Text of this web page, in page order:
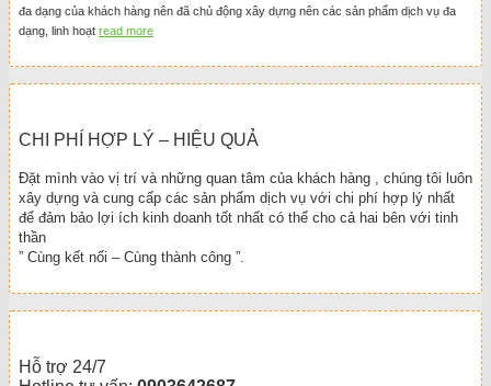
đa dạng của khách hàng nên đã chủ động xây dựng nên các sản phẩm dịch vụ đa
dạng, linh hoạt read more
CHI PHÍ HỢP LÝ – HIỆU QUẢ
Đặt mình vào vị trí và những quan tâm của khách hàng , chúng tôi luôn
xây dựng và cung cấp các sản phẩm dịch vụ với chi phí hợp lý nhất
để đảm bảo lợi ích kinh doanh tốt nhất có thể cho cả hai bên với tinh
thần
” Cùng kết nối – Cùng thành công ”.
Hỗ trợ 24/7